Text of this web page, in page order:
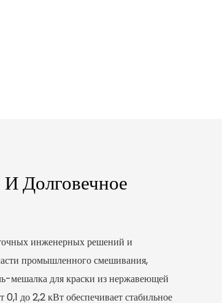
Долговечное
инженерных решений и
промышленного смешивания,
мешалка для краски из нержавеющей
до 2,2 кВт обеспечивает стабильное